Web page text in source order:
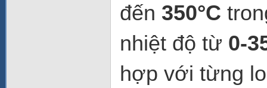
đến 350°C
nhiệt độ từ 0-
hợp với từng